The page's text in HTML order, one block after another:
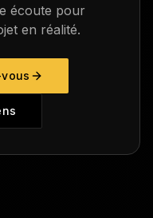
écoute pour
en réalité.